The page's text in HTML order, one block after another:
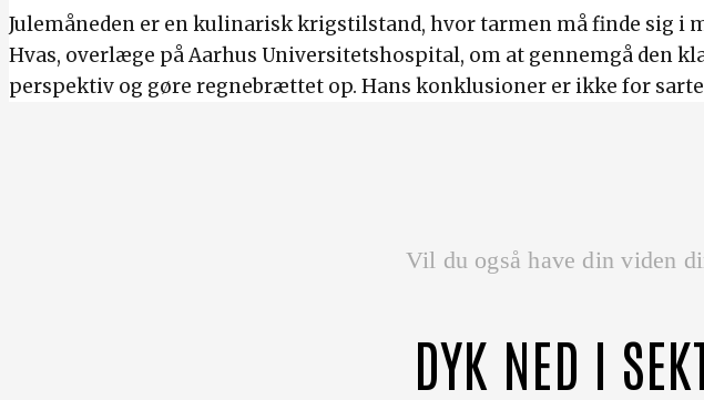
Julemåneden er en kulinarisk krigstilstand, hvor tarmen må finde sig i
Hvas, overlæge på Aarhus Universitetshospital, om at gennemgå den
perspektiv og gøre regnebrættet op. Hans konklusioner er ikke for
Vil du også have din viden
DYK NED I